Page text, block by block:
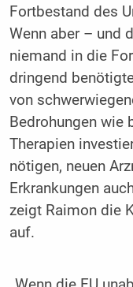
Fortbestand des
Wenn aber – und
niemand in die
dringend
von
Bedrohungen wie
Therapien
nötigen, neuen
Erkrankungen
zeigt Raimon die
auf.